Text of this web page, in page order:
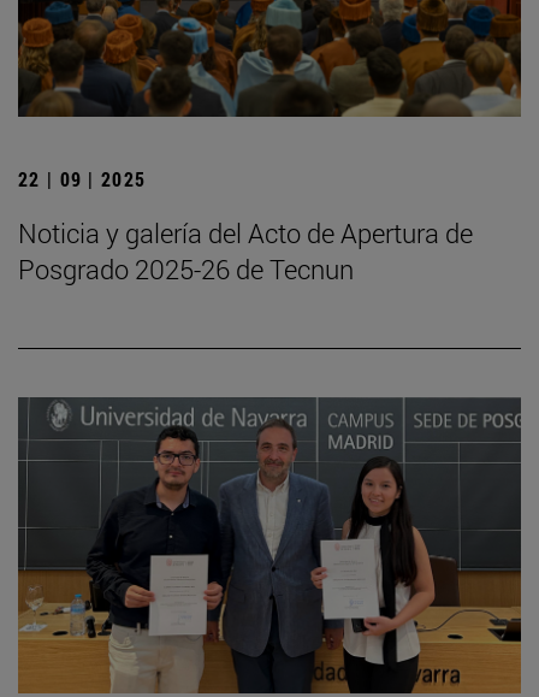
22 | 09 | 2025
Noticia y galería del Acto de Apertura de
Posgrado 2025-26 de Tecnun